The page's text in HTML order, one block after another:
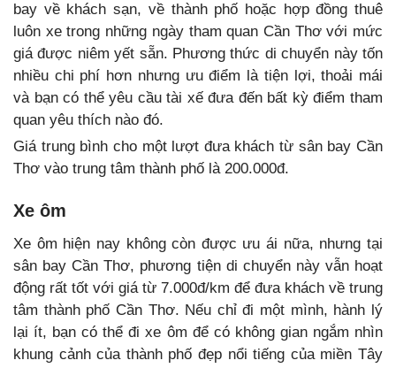
bay về khách sạn, về thành phố hoặc hợp đồng thuê
luôn xe trong những ngày tham quan Cần Thơ với mức
giá được niêm yết sẵn. Phương thức di chuyển này tốn
nhiều chi phí hơn nhưng ưu điểm là tiện lợi, thoải mái
và bạn có thể yêu cầu tài xế đưa đến bất kỳ điểm tham
quan yêu thích nào đó.
Giá trung bình cho một lượt đưa khách từ sân bay Cần
Thơ vào trung tâm thành phố là 200.000đ.
Xe ôm
Xe ôm hiện nay không còn được ưu ái nữa, nhưng tại
sân bay Cần Thơ, phương tiện di chuyển này vẫn hoạt
động rất tốt với giá từ 7.000đ/km để đưa khách về trung
tâm thành phố Cần Thơ. Nếu chỉ đi một mình, hành lý
lại ít, bạn có thể đi xe ôm để có không gian ngắm nhìn
khung cảnh của thành phố đẹp nổi tiếng của miền Tây